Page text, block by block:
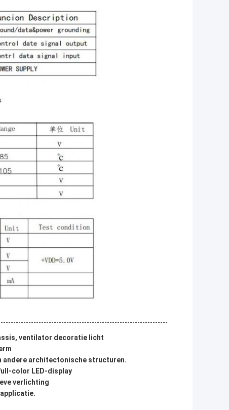
ventilator decoratie licht
andere architectonische structuren.
color LED-display
verlichting